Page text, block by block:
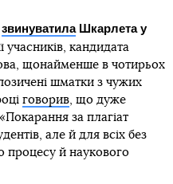
звинуватилаШкарлета у
учасників, кандидата
щонайменше в чотирьох
шматки з чужих
говорив , що дуже
за плагіат
але й для всіх без
процесу й наукового